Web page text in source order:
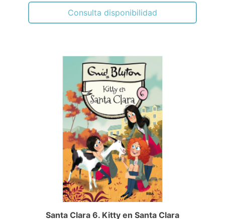
Consulta disponibilidad
Santa Clara 6. Kitty en Santa Clara